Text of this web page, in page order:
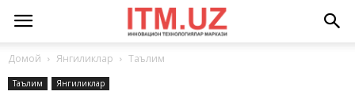
Домой Янгиликлар Таълим
Таълим Янгиликлар